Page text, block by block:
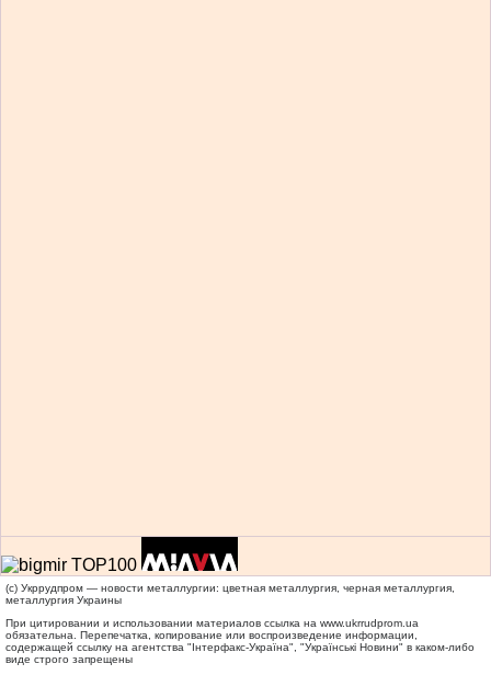
(c) Укррудпром — новости металлургии: цветная металлургия, черная металлургия,
металлургия Украины
При цитировании и использовании материалов ссылка на www.ukrrudprom.ua
обязательна. Перепечатка, копирование или воспроизведение информации,
содержащей ссылку на агентства "Iнтерфакс-Україна", "Українськi Новини" в каком-либо
виде строго запрещены